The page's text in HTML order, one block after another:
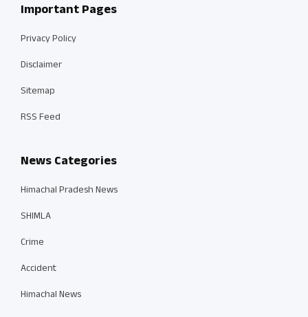
Important Pages
Privacy Policy
Disclaimer
Sitemap
RSS Feed
News Categories
Himachal Pradesh News
SHIMLA
Crime
Accident
Himachal News